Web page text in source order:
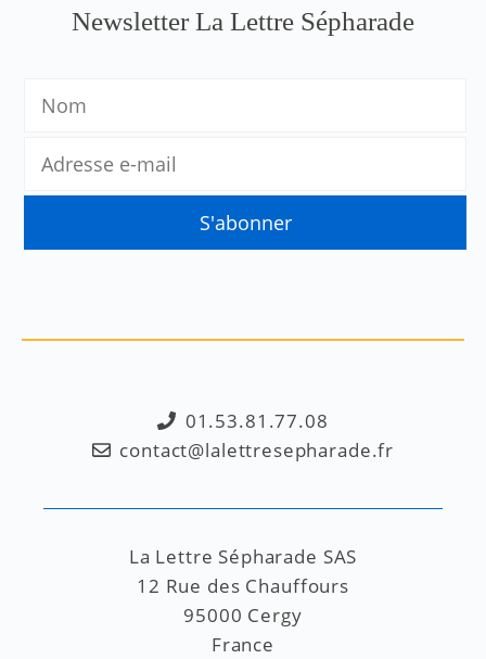
Newsletter La Lettre Sépharade
01.53.81.77.08
contact@lalettresepharade.fr
La Lettre Sépharade SAS
12 Rue des Chauffours
95000 Cergy
France